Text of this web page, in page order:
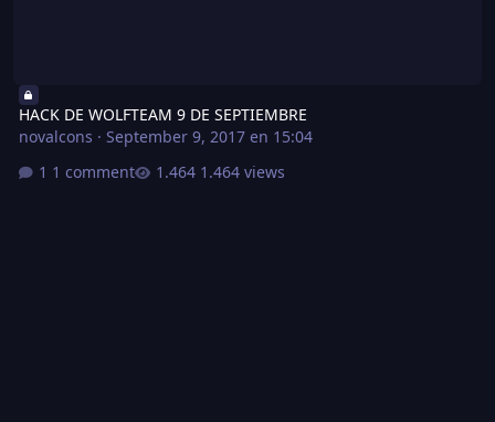
HACK DE WOLFTEAM 9 DE SEPTIEMBRE
novalcons · September 9, 2017 en 15:04
1 comment
1.464 views